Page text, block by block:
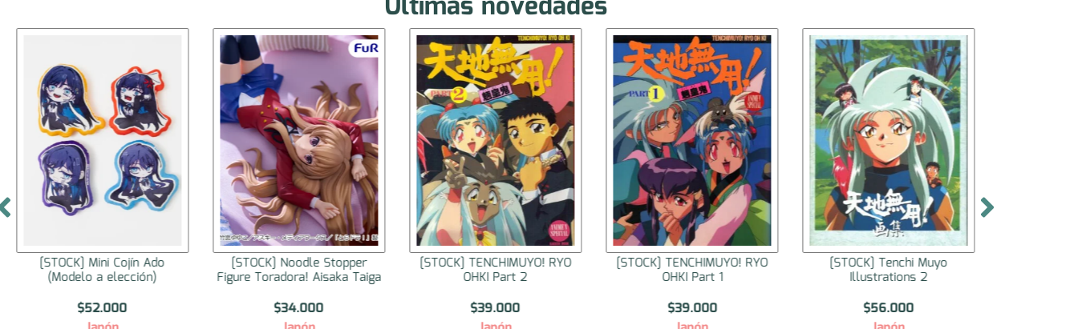
[STOCK] Mini Cojín Ado
(Modelo a elección)
$52.000
[STOCK] Noodle Stopper
Figure Toradora! Aisaka Taiga
$34.000
[STOCK] TENCHIMUYO! RYO
OHKI Part 2
$39.000
[STOCK] TENCHIMUYO! RYO
OHKI Part 1
$39.000
[STOCK] Tenchi Muyo
Illustrations 2
$56.000